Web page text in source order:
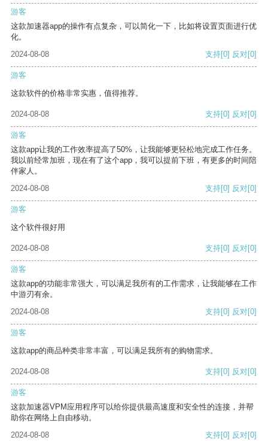
游客
这款加速器app的操作有点复杂，可以简化一下，比如将设置页面进行优
化。
2024-08-08
支持[0] 反对[0]
游客
这款软件的价格非常实惠，值得推荐。
2024-08-08 支持[0] 反对[0]
游客
这款app让我的工作效率提高了50%，让我能够更轻松地完成工作任务。
我以前经常加班，现在有了这个app，我可以提前下班，有更多的时间陪
伴家人。
2024-08-08
支持[0] 反对[0]
游客
这个软件很好用
2024-08-08 支持[0] 反对[0]
游客
这款app的功能非常强大，可以满足我所有的工作需求，让我能够在工作
中游刃有余。
2024-08-08
支持[0] 反对[0]
游客
这款app的商品种类非常丰富，可以满足我所有的购物需求。
2024-08-08 支持[0] 反对[0]
游客
这款加速器VPM应用程序可以给你提供最高速度和安全性的连接，并帮
助你在网络上自由移动。
2024-08-08
支持[0] 反对[0]